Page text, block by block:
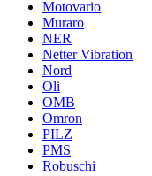
Motovario
Muraro
NER
Netter Vibration
Nord
Oli
OMB
Omron
PILZ
PMS
Robuschi